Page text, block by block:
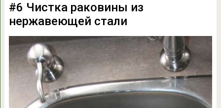
#6 Чистка раковины из
нержавеющей стали